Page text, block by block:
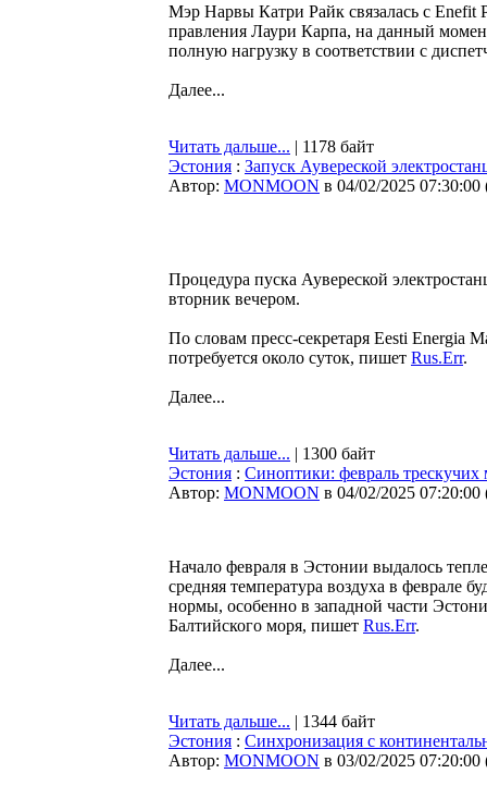
Мэр Нарвы Катри Райк связалась с Enefit
правления Лаури Карпа, на данный
полную нагрузку в соответствии с
Далее...
Читать дальше... | 1178 байт
Эстония : Запуск Аувереской
Автор: MONMOON в 04/02/2025 07:30:00
Процедура пуска Аувереской
вторник вечером.
По словам пресс-секретаря Eesti Energia
потребуется около суток, пишет Rus.Err.
Далее...
Читать дальше... | 1300 байт
Эстония : Синоптики: февраль трескучих
Автор: MONMOON в 04/02/2025 07:20:00
Начало февраля в Эстонии выдалось
средняя температура воздуха в феврале
нормы, особенно в западной части
Балтийского моря, пишет Rus.Err.
Далее...
Читать дальше... | 1344 байт
Эстония : Синхронизация с
Автор: MONMOON в 03/02/2025 07:20:00